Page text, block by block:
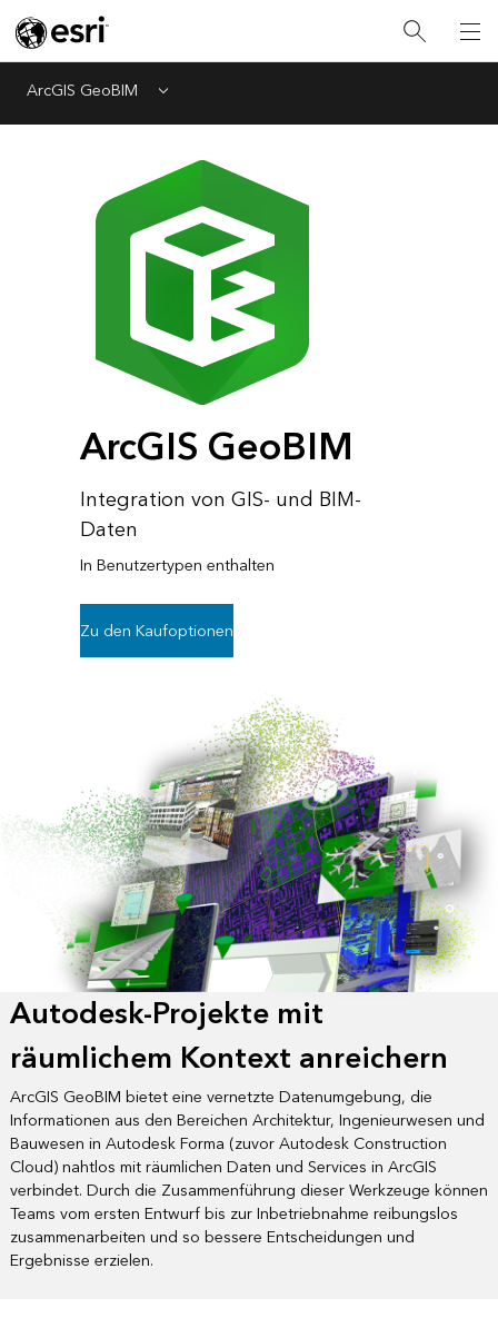
ArcGIS GeoBIM Menu
ArcGIS GeoBIM
Integration von GIS- und BIM-
Daten
In Benutzertypen enthalten
Zu den Kaufoptionen
Autodesk-Projekte mit
räumlichem Kontext anreichern
ArcGIS GeoBIM bietet eine vernetzte Datenumgebung, die
Informationen aus den Bereichen Architektur, Ingenieurwesen und
Bauwesen in Autodesk Forma (zuvor Autodesk Construction
Cloud) nahtlos mit räumlichen Daten und Services in ArcGIS
verbindet. Durch die Zusammenführung dieser Werkzeuge können
Teams vom ersten Entwurf bis zur Inbetriebnahme reibungslos
zusammenarbeiten und so bessere Entscheidungen und
Ergebnisse erzielen.